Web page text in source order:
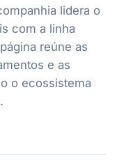
lidera o
com a linha
reúne as
e as
o ecossistema